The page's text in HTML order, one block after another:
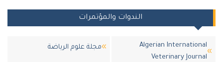
الندوات والمؤتمرات
Algerian International
Veterinary Journal
مجلة علوم الرياضة